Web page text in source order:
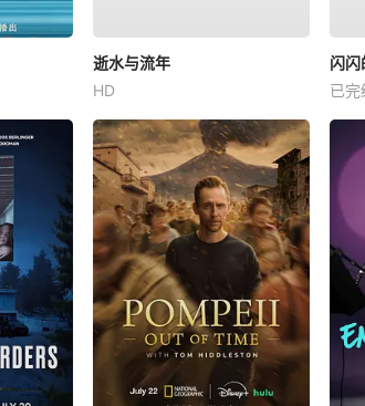
逝水与流年
HD
闪闪
已完